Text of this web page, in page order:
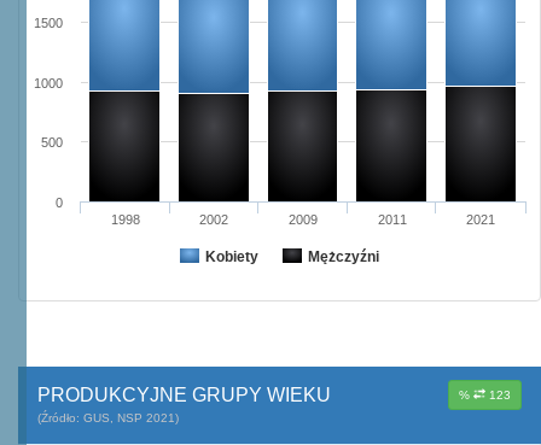
Kobiety Mężczyźni
1998 2002 2009 2011 2021
0
500
1000
1500
% 123
PRODUKCYJNE GRUPY WIEKU
(Źródło: GUS, NSP 2021)